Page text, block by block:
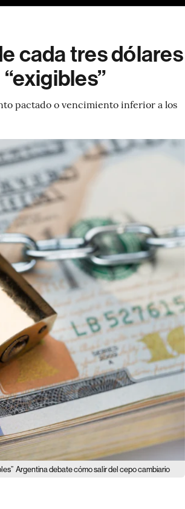
cada tres dólares
pactado o vencimiento inferior a los
Argentina debate cómo salir del cepo cambiario